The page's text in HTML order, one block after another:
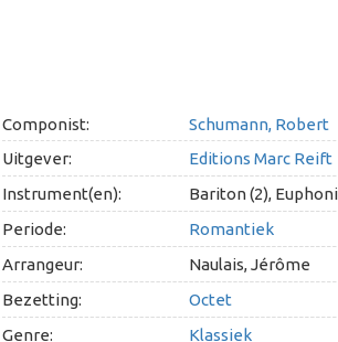
Componist:
Schumann, Robert
Uitgever:
Editions Marc Reift
Instrument(en):
Bariton (2),
Periode:
Romantiek
Arrangeur:
Naulais, Jérôme
Bezetting:
Octet
Genre:
Klassiek